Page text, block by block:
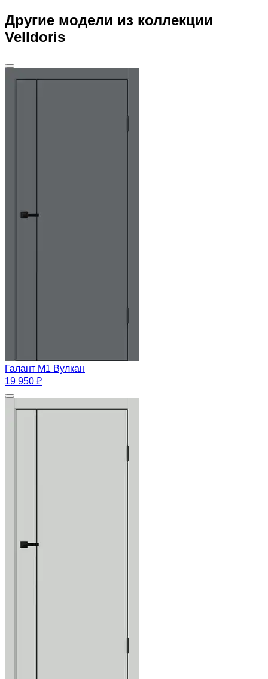
Другие модели из коллекции
Velldoris
Галант М1 Вулкан
19 950 ₽